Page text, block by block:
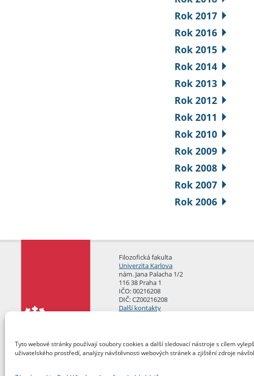
Tyto webové stránky používají soubory cookies a další sledovací nástroje s cílem
uživatelského prostředí, analýzy návštěvnosti webových stránek a zjištění zdroje
Rok 2017
Rok 2016
Rok 2015
Rok 2014
Rok 2013
Rok 2012
Rok 2011
Rok 2010
Rok 2009
Rok 2008
Rok 2007
Rok 2006
Filozofická fakulta
Univerzita Karlova
nám. Jana Palacha 1/2
116 38 Praha 1
IČO: 00216208
DIČ: CZ00216208
Další kontakty